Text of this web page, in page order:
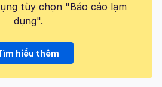
tùy chọn "Báo cáo lạm
dụng".
hiểu thêm